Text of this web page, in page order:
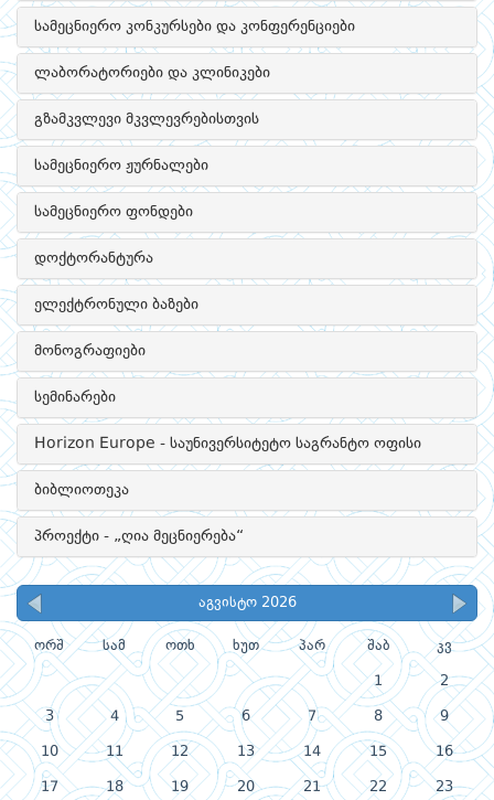
სამეცნიერო კონკურსები და კონფერენციები
ლაბორატორიები და კლინიკები
გზამკვლევი მკვლევრებისთვის
სამეცნიერო ჟურნალები
სამეცნიერო ფონდები
დოქტორანტურა
ელექტრონული ბაზები
მონოგრაფიები
სემინარები
Horizon Europe - საუნივერსიტეტო საგრანტო ოფისი
ბიბლიოთეკა
პროექტი - „ღია მეცნიერება“
აგვისტო 2026
ორშ სამ ოთხ ხუთ პარ შაბ კვ
1 2
3 4 5 6 7 8 9
10 11 12 13 14 15 16
17 18 19 20 21 22 23